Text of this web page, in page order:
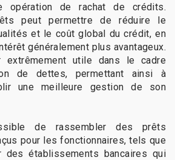
opération de rachat de crédits.
peut permettre de réduire le
et le coût global du crédit, en
généralement plus avantageux.
extrêmement utile dans le cadre
de dettes, permettant ainsi à
une meilleure gestion de son
de rassembler des prêts
pour les fonctionnaires, tels que
des établissements bancaires qui